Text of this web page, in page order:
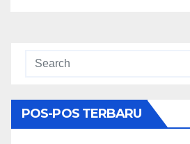
POS-POS TERBARU